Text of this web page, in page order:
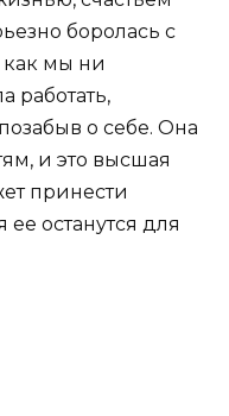
боролась с
как мы ни
работать,
о себе. Она
и это высшая
принести
останутся для